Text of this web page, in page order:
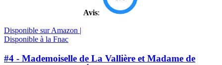
Avis:
Disponible sur Amazon |
Disponible à la Fnac
#4 - Mademoiselle de La Vallière et Madame de